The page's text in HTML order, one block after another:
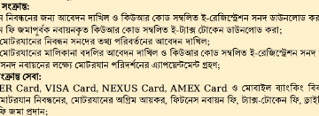
(বিআরটিএ)
মালিক,
লাইসেন্স, স্মার্ট
লাইসেন্স